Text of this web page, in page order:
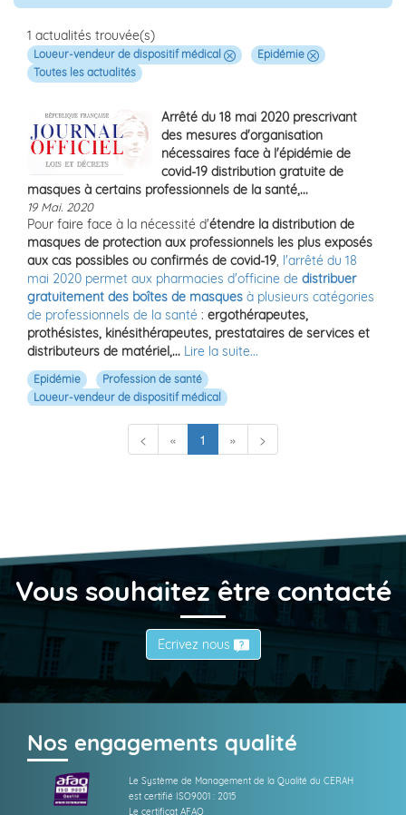
1 actualités trouvée(s)
Loueur-vendeur de dispositif médical
Epidémie
Toutes les actualités
Arrêté du 18 mai 2020 prescrivant
des mesures d'organisation
nécessaires face à l'épidémie de
covid-19 distribution gratuite de
masques à certains professionnels de la santé,...
19 Mai. 2020
Pour faire face à la nécessité d'étendre la distribution de
masques de protection aux professionnels les plus exposés
aux cas possibles ou confirmés de covid-19, l'arrêté du 18
mai 2020 permet aux pharmacies d'officine de distribuer
gratuitement des boîtes de masques à plusieurs catégories
de professionnels de la santé : ergothérapeutes,
prothésistes, kinésithérapeutes, prestataires de services et
distributeurs de matériel,... Lire la suite...
Epidémie
Profession de santé
Loueur-vendeur de dispositif médical
< « 1 (current)
» >
Vous souhaitez être contacté
Écrivez nous
Nos engagements qualité
Le Système de Management de la Qualité du CERAH
est certifié ISO9001 : 2015
Le certificat AFAQ